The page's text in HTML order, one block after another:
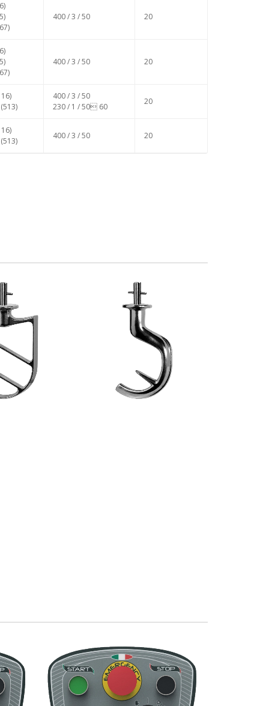
400 / 3 / 50 20
400 / 3 / 50 20
400 / 3 / 50
230 / 1 / 50 60
20
400 / 3 / 50 20
ALLUMINIO GANCIO IN ALLUMINIO